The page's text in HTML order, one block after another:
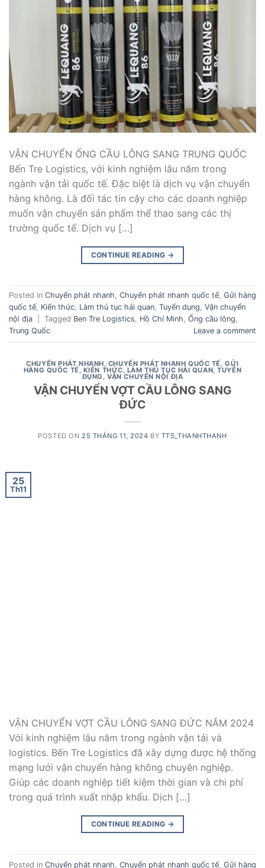
VẬN CHUYỂN ỐNG CẦU LÔNG SANG TRUNG QUỐC
Bến Tre Logistics, với kinh nghiệm lâu năm trong
ngành vận tải quốc tế. Đặc biệt là dịch vụ vận chuyển
hàng không. Là đối tác tin cậy cho các doanh nghiệp
muốn vận chuyển sản phẩm thể thao sang các thị
trường quốc tế. Dịch vụ […]
CONTINUE READING →
Posted in Chuyển phát nhanh, Chuyển phát nhanh quốc tế, Gửi hàng
quốc tế, Kiến thức, Làm thủ tục hải quan, Tuyển dụng, Vận chuyển
nội địa
Tagged Ben Tre Logistics, Hồ Chí Minh, Ống cầu lông,
Trung Quốc
Leave a comment
CHUYỂN PHÁT NHANH CHUYỂN PHÁT NHANH QUỐC TẾ ,GỬI
HÀNG QUỐC TẾ KIẾN THỨC LÀM THỦ TỤC HẢI QUAN ,TUYỂN
DỤNG ,VẬN CHUYỂN NỘI ĐỊA
VẬN CHUYỂN VỢT CẦU LÔNG SANG
ĐỨC
POSTED ON 25 THÁNG 11, 2024 BY TTS_THANHTHANH
25
Th11
VẬN CHUYỂN VỢT CẦU LÔNG SANG ĐỨC NĂM 2024
Với kinh nghiệm lâu năm trong ngành vận tải và
logistics. Bến Tre Logistics đã xây dựng được hệ thống
mạng lưới vận chuyển hàng không chuyên nghiệp.
Giúp các doanh nghiệp tiết kiệm thời gian và chi phí
trong quá trình xuất nhập khẩu. Dịch […]
CONTINUE READING →
Posted in Chuyển phát nhanh Chuyển phát nhanh quốc tế, Gửi hàng